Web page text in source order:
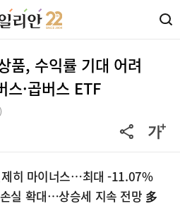
품, 수익률 기대 어려
·곱버스 ETF
제히 마이너스…최대 -11.07%
실 확대…상승세 지속 전망 多